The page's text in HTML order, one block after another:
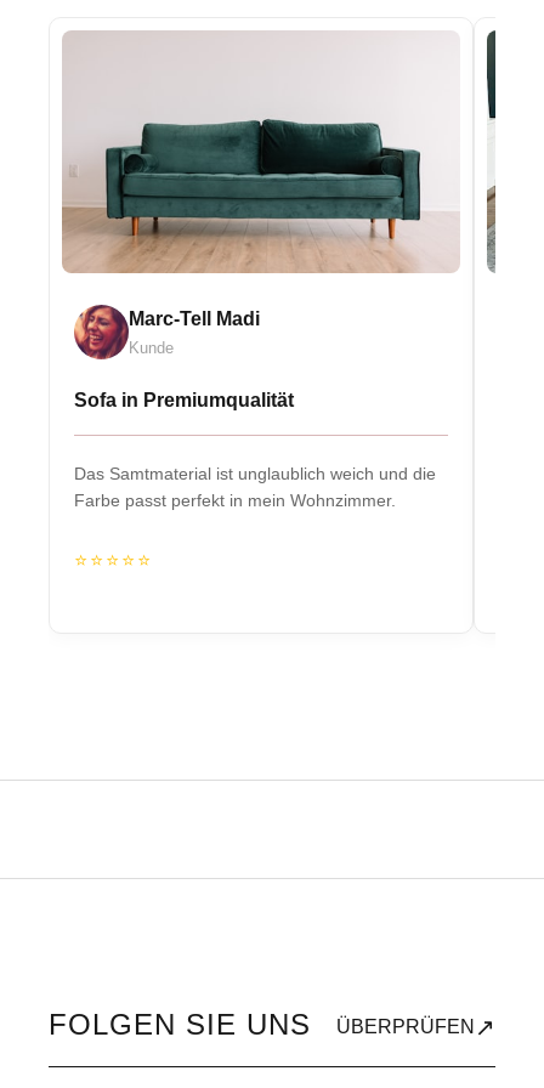
Marc-Tell Madi
Kunde
Sofa in Premiumqualität
Das Samtmaterial ist unglaublich weich und die
Farbe passt perfekt in mein Wohnzimmer.
⭐⭐⭐⭐⭐
FOLGEN SIE UNS ÜBERPRÜFEN ↗